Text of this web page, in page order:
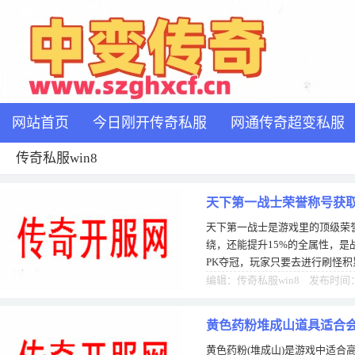
网站首页 今日刚开传奇私服 网通传奇超变私服
传奇私服win8
天下第一战士荣誉称号获
可参与
天下第一战士是游戏里的顶级
绕，还能提升15%的全属性，
PK夺冠，玩家只要去进行刷怪
活动，刷怪越多、怪物等级越高
编辑：传奇私服win8 发布时间
黄色药粉堆成山道具适合
黄色药粉(堆成山)是游戏中适合